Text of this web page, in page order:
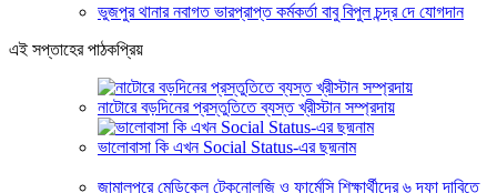
ভুজপুর থানার নবাগত ভারপ্রাপ্ত কর্মকর্তা বাবু বিপুল চন্দ্র দে যোগদান
এই সপ্তাহের পাঠকপ্রিয়
নাটোরে বড়দিনের প্রস্তুতিতে ব্যস্ত খ্রীস্টান সম্প্রদায়
ভালোবাসা কি এখন Social Status-এর ছদ্মনাম
জামালপুরে মেডিকেল টেকনোলজি ও ফার্মেসি শিক্ষার্থীদের ৬ দফা দাবিতে